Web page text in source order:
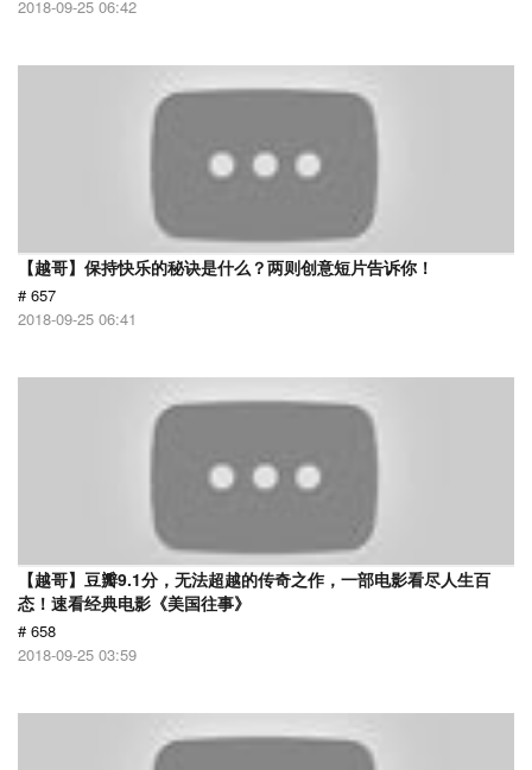
2018-09-25 06:42
【越哥】保持快乐的秘诀是什么？两则创意短片告诉你！
# 657
2018-09-25 06:41
【越哥】豆瓣9.1分，无法超越的传奇之作，一部电影看尽人生百
态！速看经典电影《美国往事》
# 658
2018-09-25 03:59